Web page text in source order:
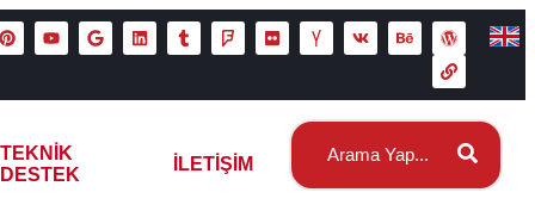
TEKNIK
DESTEK
İLETIŞIM